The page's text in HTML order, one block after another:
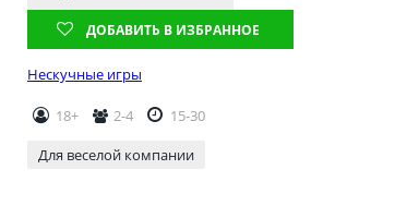
ДОБАВИТЬ В ИЗБРАННОЕ
Нескучные игры
18+ 2-4
15-30
Для веселой компании